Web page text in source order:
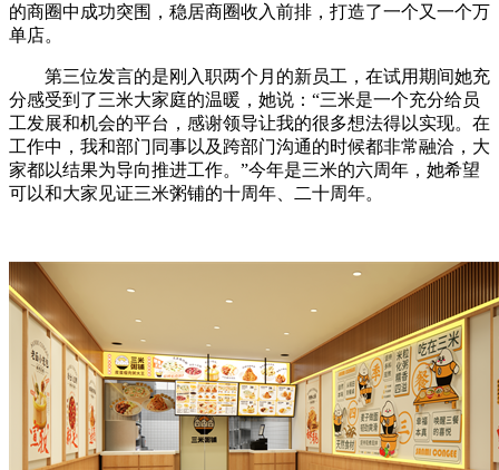
的商圈中成功突围，稳居商圈收入前排，打造了一个又一个万
单店。
第三位发言的是刚入职两个月的新员工，在试用期间她充
分感受到了三米大家庭的温暖，她说：“三米是一个充分给员
工发展和机会的平台，感谢领导让我的很多想法得以实现。在
工作中，我和部门同事以及跨部门沟通的时候都非常融洽，大
家都以结果为导向推进工作。”今年是三米的六周年，她希望
可以和大家见证三米粥铺的十周年、二十周年。